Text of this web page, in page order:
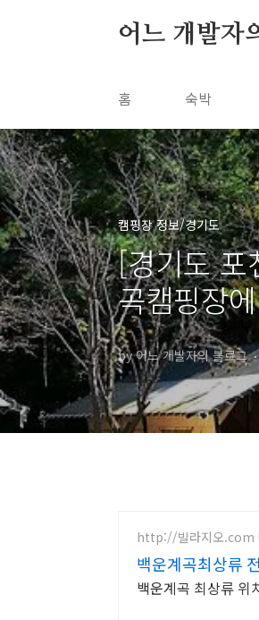
어느 개발자
홈 숙박
캠핑장 정보/경기도
[경기도 포
곡캠핑장
by 어느 개발자의 블로그
http://빌라지오.com
백운계곡최상류
백운계곡 최상류 위